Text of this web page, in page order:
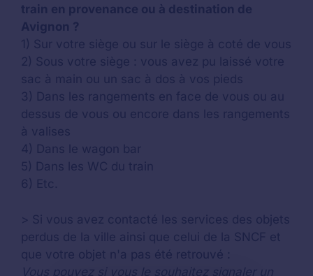
train en provenance ou à destination de
Avignon ?
1) Sur votre siège ou sur le siège à coté de vous
2) Sous votre siège : vous avez pu laissé votre
sac à main ou un sac à dos à vos pieds
3) Dans les rangements en face de vous ou au
dessus de vous ou encore dans les rangements
à valises
4) Dans le wagon bar
5) Dans les WC du train
6) Etc.
> Si vous avez contacté les services des objets
perdus de la ville ainsi que celui de la SNCF et
que votre objet n'a pas été retrouvé :
Vous pouvez si vous le souhaitez signaler un